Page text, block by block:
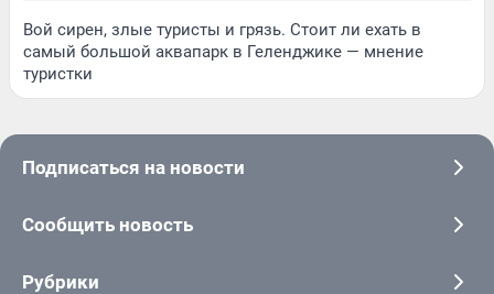
Вой сирен, злые туристы и грязь. Стоит ли ехать в
самый большой аквапарк в Геленджике — мнение
туристки
Подписаться на новости
Сообщить новость
Рубрики